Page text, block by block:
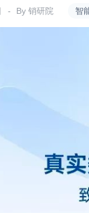
智
By 销研院